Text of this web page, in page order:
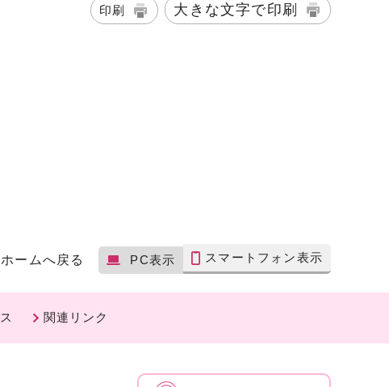
印刷 大きな文字で印刷
ホームへ戻る PC表示 スマートフォン表示
関連リンク